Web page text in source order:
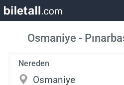
Osmaniye -
Nereden